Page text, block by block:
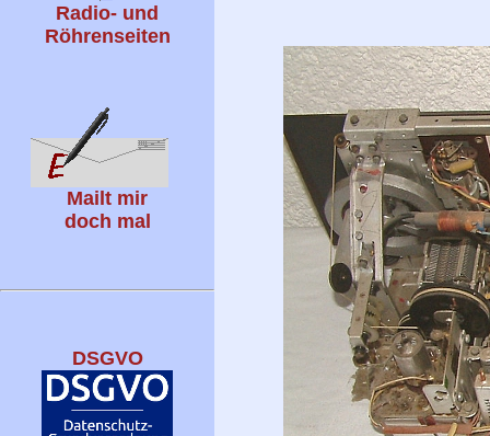
Radio- und
Röhrenseiten
Mailt mir
doch mal
DSGVO